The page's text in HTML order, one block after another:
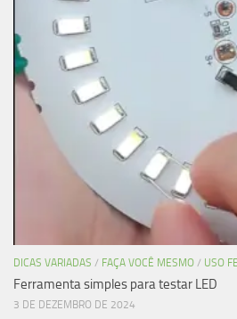
DICAS VARIADAS / FAÇA VOCÊ MESMO / USO
Ferramenta simples para testar LED
3 DE DEZEMBRO DE 2024